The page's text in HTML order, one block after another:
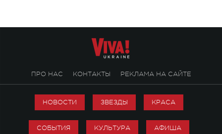
ПРО НАС КОНТАКТЫ РЕКЛАМА НА САЙТЕ
НОВОСТИ ЗВЕЗДЫ КРАСА
СОБЫТИЯ КУЛЬТУРА АФИША